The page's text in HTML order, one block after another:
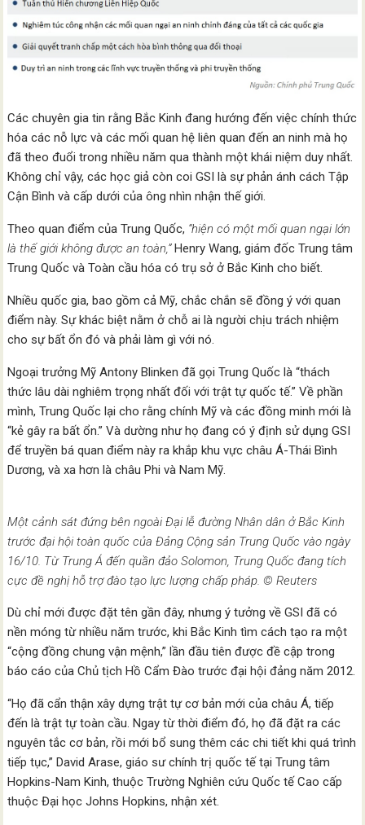
Các chuyên gia tin rằng Bắc Kinh đang hướng đến việc chính thức
hóa các nỗ lực và các mối quan hệ liên quan đến an ninh mà họ
đã theo đuổi trong nhiều năm qua thành một khái niệm duy nhất.
Không chỉ vậy, các học giả còn coi GSI là sự phản ánh cách Tập
Cận Bình và cấp dưới của ông nhìn nhận thế giới.
Theo quan điểm của Trung Quốc, “hiện có một mối quan ngại lớn
là thế giới không được an toàn,”Henry Wang, giám đốc Trung tâm
Trung Quốc và Toàn cầu hóa có trụ sở ở Bắc Kinh cho biết.
Nhiều quốc gia, bao gồm cả Mỹ, chắc chắn sẽ đồng ý với quan
điểm này. Sự khác biệt nằm ở chỗ ai là người chịu trách nhiệm
cho sự bất ổn đó và phải làm gì với nó.
Ngoại trưởng Mỹ Antony Blinken đã gọi Trung Quốc là “thách
thức lâu dài nghiêm trọng nhất đối với trật tự quốc tế.” Về phần
mình, Trung Quốc lại cho rằng chính Mỹ và các đồng minh mới là
“kẻ gây ra bất ổn.” Và dường như họ đang có ý định sử dụng GSI
để truyền bá quan điểm này ra khắp khu vực châu Á-Thái Bình
Dương, và xa hơn là châu Phi và Nam Mỹ.
Một cảnh sát đứng bên ngoài Đại lễ đường Nhân dân ở Bắc Kinh
trước đại hội toàn quốc của Đảng Cộng sản Trung Quốc vào ngày
16/10. Từ Trung Á đến quần đảo Solomon, Trung Quốc đang tích
cực đề nghị hỗ trợ đào tạo lực lượng chấp pháp. © Reuters
Dù chỉ mới được đặt tên gần đây, nhưng ý tưởng về GSI đã có
nền móng từ nhiều năm trước, khi Bắc Kinh tìm cách tạo ra một
“cộng đồng chung vận mệnh,” lần đầu tiên được đề cập trong
báo cáo của Chủ tịch Hồ Cẩm Đào trước đại hội đảng năm 2012.
“Họ đã cẩn thận xây dựng trật tự cơ bản mới của châu Á, tiếp
đến là trật tự toàn cầu. Ngay từ thời điểm đó, họ đã đặt ra các
nguyên tắc cơ bản, rồi mới bổ sung thêm các chi tiết khi quá trình
tiếp tục,” David Arase, giáo sư chính trị quốc tế tại Trung tâm
Hopkins-Nam Kinh, thuộc Trường Nghiên cứu Quốc tế Cao cấp
thuộc Đại học Johns Hopkins, nhận xét.